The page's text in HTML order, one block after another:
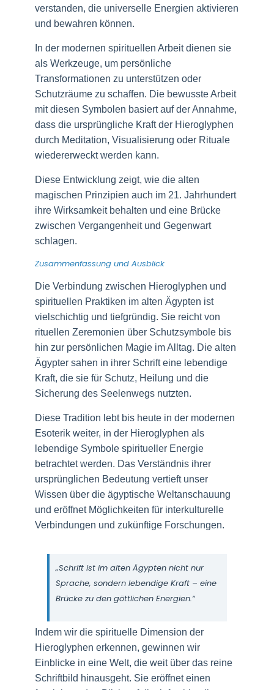
verstanden, die universelle Energien aktivieren
und bewahren können.
In der modernen spirituellen Arbeit dienen sie
als Werkzeuge, um persönliche
Transformationen zu unterstützen oder
Schutzräume zu schaffen. Die bewusste Arbeit
mit diesen Symbolen basiert auf der Annahme,
dass die ursprüngliche Kraft der Hieroglyphen
durch Meditation, Visualisierung oder Rituale
wiedererweckt werden kann.
Diese Entwicklung zeigt, wie die alten
magischen Prinzipien auch im 21. Jahrhundert
ihre Wirksamkeit behalten und eine Brücke
zwischen Vergangenheit und Gegenwart
schlagen.
Zusammenfassung und Ausblick
Die Verbindung zwischen Hieroglyphen und
spirituellen Praktiken im alten Ägypten ist
vielschichtig und tiefgründig. Sie reicht von
rituellen Zeremonien über Schutzsymbole bis
hin zur persönlichen Magie im Alltag. Die alten
Ägypter sahen in ihrer Schrift eine lebendige
Kraft, die sie für Schutz, Heilung und die
Sicherung des Seelenwegs nutzten.
Diese Tradition lebt bis heute in der modernen
Esoterik weiter, in der Hieroglyphen als
lebendige Symbole spiritueller Energie
betrachtet werden. Das Verständnis ihrer
ursprünglichen Bedeutung vertieft unser
Wissen über die ägyptische Weltanschauung
und eröffnet Möglichkeiten für interkulturelle
Verbindungen und zukünftige Forschungen.
„Schrift ist im alten Ägypten nicht nur
Sprache, sondern lebendige Kraft – eine
Brücke zu den göttlichen Energien.“
Indem wir die spirituelle Dimension der
Hieroglyphen erkennen, gewinnen wir
Einblicke in eine Welt, die weit über das reine
Schriftbild hinausgeht. Sie eröffnet einen